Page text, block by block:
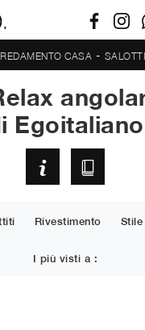
CASA - SALOTTI
Egoitaliano
Rivestimento Stile
I più visti a :